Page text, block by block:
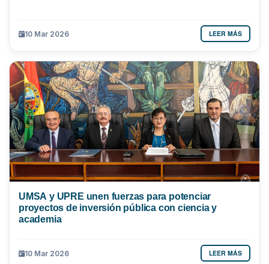
10 Mar 2026 LEER MÁS
UMSA y UPRE unen fuerzas para potenciar
proyectos de inversión pública con ciencia y
academia
10 Mar 2026 LEER MÁS